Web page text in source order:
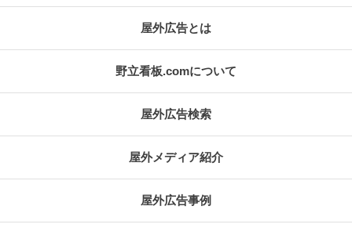
屋外広告とは
野立看板.comについて
屋外広告検索
屋外メディア紹介
屋外広告事例